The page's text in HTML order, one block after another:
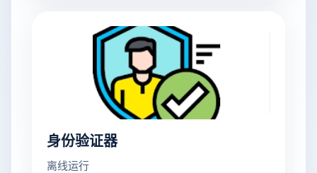
身份验证器
离线运行